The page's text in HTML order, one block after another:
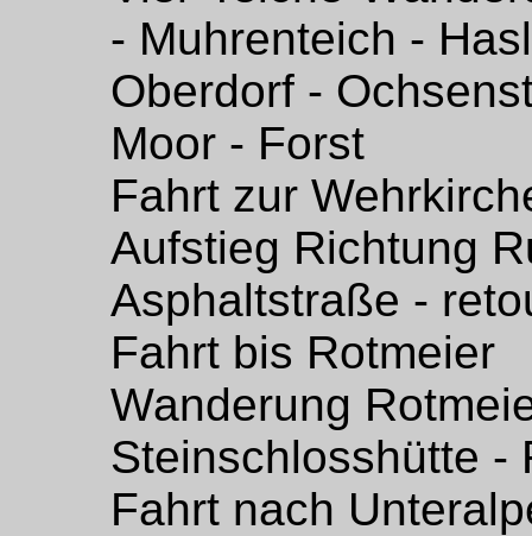
- Muhrenteich -
Oberdorf -
Moor - Forst
Fahrt zur
Aufstieg Richtung
Asphaltstraße -
Fahrt bis Rotmeier
Wanderung
Steinschlosshütte -
Fahrt nach